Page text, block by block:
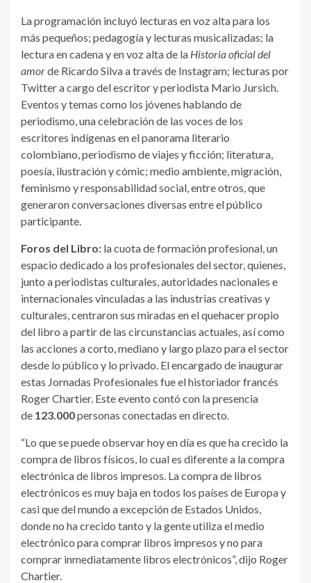
La programación incluyó lecturas en voz alta para los
más pequeños; pedagogía y lecturas musicalizadas; la
lectura en cadena y en voz alta de la Historia oficial del
amorde Ricardo Silva a través de Instagram; lecturas por
Twitter a cargo del escritor y periodista Mario Jursich.
Eventos y temas como los jóvenes hablando de
periodismo, una celebración de las voces de los
escritores indígenas en el panorama literario
colombiano, periodismo de viajes y ficción; literatura,
poesía, ilustración y cómic; medio ambiente, migración,
feminismo y responsabilidad social, entre otros, que
generaron conversaciones diversas entre el público
participante.
Foros del Libro: la cuota de formación profesional, un
espacio dedicado a los profesionales del sector, quienes,
junto a periodistas culturales, autoridades nacionales e
internacionales vinculadas a las industrias creativas y
culturales, centraron sus miradas en el quehacer propio
del libro a partir de las circunstancias actuales, así como
las acciones a corto, mediano y largo plazo para el sector
desde lo público y lo privado. El encargado de inaugurar
estas Jornadas Profesionales fue el historiador francés
Roger Chartier. Este evento contó con la presencia
de 123.000personas conectadas en directo.
“Lo que se puede observar hoy en día es que ha crecido la
compra de libros físicos, lo cual es diferente a la compra
electrónica de libros impresos. La compra de libros
electrónicos es muy baja en todos los países de Europa y
casi que del mundo a excepción de Estados Unidos,
donde no ha crecido tanto y la gente utiliza el medio
electrónico para comprar libros impresos y no para
comprar inmediatamente libros electrónicos”, dijo Roger
Chartier.